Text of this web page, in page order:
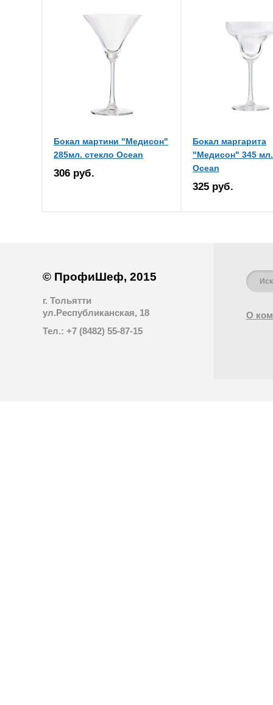
Бокал мартини "Медисон"
285мл. стекло Ocean
306 руб.
Бокал маргарита
"Медисон" 345 мл.
Ocean
325 руб.
© ПрофиШеф, 2015
г. Тольятти
ул.Республиканская, 18
Тел.: +7 (8482) 55-87-15
О